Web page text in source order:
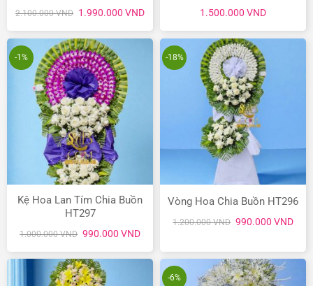
2.100.000VND Giá
là:
2.100.000 VND.
1.990.000 VNDGiá
tại
là:
1.990.000 VND.
1.500.000 VND
-1%
Kệ Hoa Lan Tím Chia Buồn
HT297
1.000.000VND Giá
là:
1.000.000 VND.
990.000 VNDGiá
tại
là:
990.000 VND.
-18%
Vòng Hoa Chia Buồn HT296
1.200.000VND Giá
990.000 VNDGiá
-6%